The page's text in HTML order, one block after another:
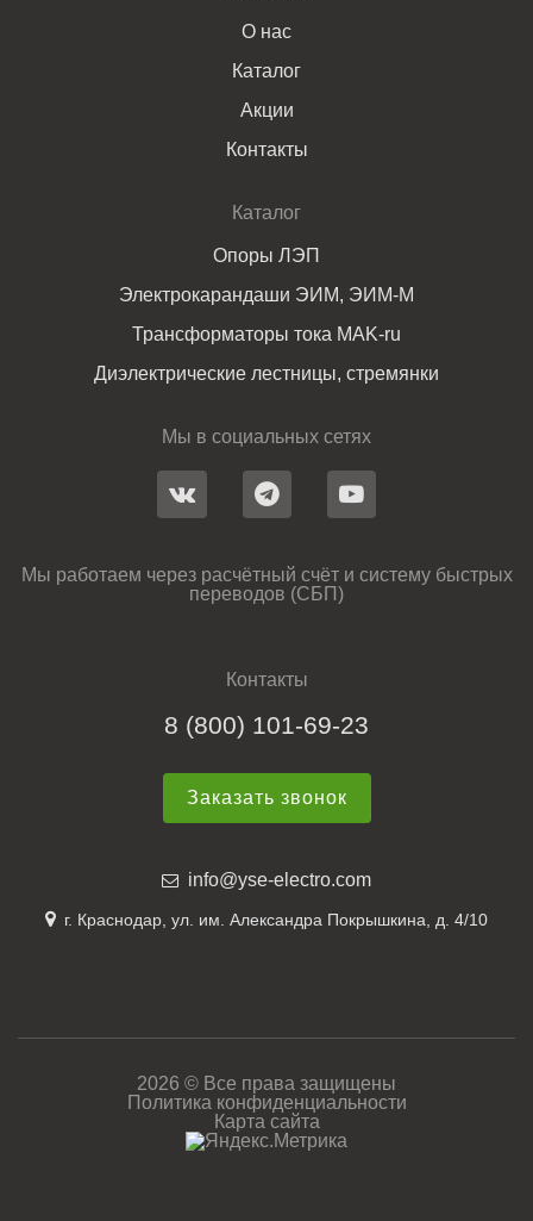
О нас
Каталог
Акции
Контакты
Каталог
Опоры ЛЭП
Электрокарандаши ЭИМ, ЭИМ-М
Трансформаторы тока MAK-ru
Диэлектрические лестницы, стремянки
Мы в социальных сетях
Мы работаем через расчётный счёт и систему быстрых
переводов (СБП)
Контакты
8 (800) 101-69-23
Заказать звонок
info@yse-electro.com
г. Краснодар, ул. им. Александра Покрышкина, д. 4/10
2026 © Все права защищены
Политика конфиденциальности
Карта сайта